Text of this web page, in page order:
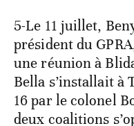
5-Le 11 juillet,
président du
une réunion à
Bella s’installait
16 par le colonel
deux coalitions